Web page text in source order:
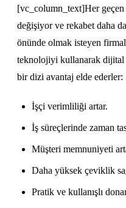
[vc_column_text]Her geçen
değişiyor ve rekabet daha
önünde olmak isteyen
teknolojiyi kullanarak dijital
bir dizi avantaj elde ederler:
İşçi verimliliği artar.
İş süreçlerinde zaman
Müşteri memnuniyeti
Daha yüksek çeviklik
Pratik ve kullanışlı